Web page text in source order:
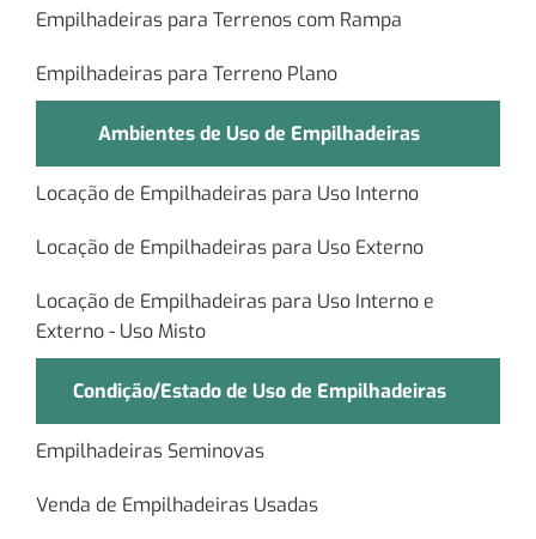
Empilhadeiras para Terrenos com Rampa
Empilhadeiras para Terreno Plano
Ambientes de Uso de Empilhadeiras
Locação de Empilhadeiras para Uso Interno
Locação de Empilhadeiras para Uso Externo
Locação de Empilhadeiras para Uso Interno e
Externo - Uso Misto
Condição/Estado de Uso de Empilhadeiras
Empilhadeiras Seminovas
Venda de Empilhadeiras Usadas